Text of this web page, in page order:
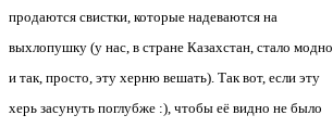
продаются свистки, которые надеваются на
выхлопушку (у нас, в стране Казахстан, стало модно
и так, просто, эту херню вешать). Так вот, если эту
херь засунуть поглубже :), чтобы её видно не было